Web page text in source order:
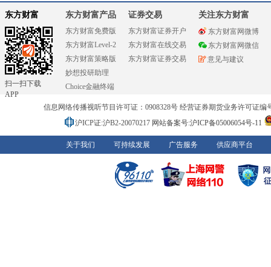
东方财富
扫一扫下载
APP
东方财富产品
东方财富免费版
东方财富Level-2
东方财富策略版
妙想投研助理
Choice金融终端
证券交易
东方财富证券开户
东方财富在线交易
东方财富证券交易
关注东方财富
东方财富网微博
东方财富网微信
意见与建议
信息网络传播视听节目许可证：0908328号 经营证券期货业务许可证编
沪ICP证:沪B2-20070217 网站备案号:沪ICP备05006054号-11
关于我们 可持续发展 广告服务 供应商平台